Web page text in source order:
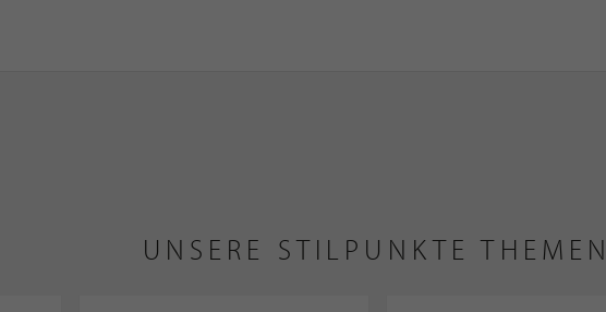
UNSERE STILPUNKTE THEMEN